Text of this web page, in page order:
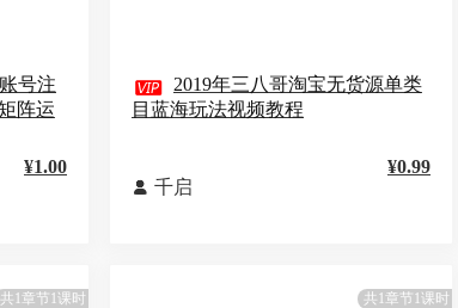
号注
阵运
¥1.00
 2019年三八哥淘宝无货源单类
目蓝海玩法视频教程
 千启
¥0.99
共1章节1课时 共1章节1课时